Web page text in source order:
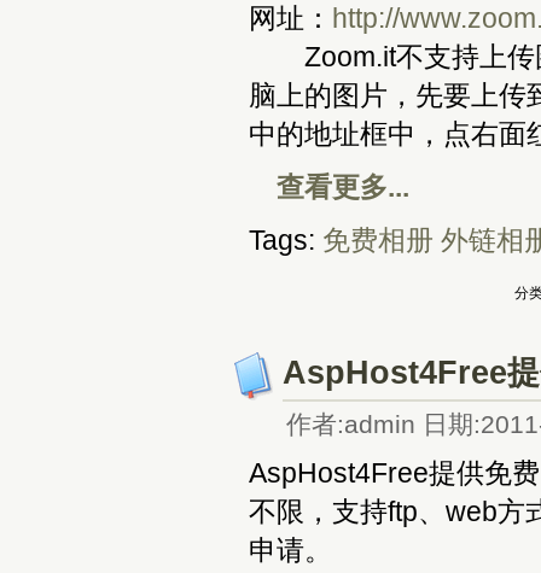
网址： http://
Zoom.it不支持上传
脑上的图片，先要上传
中的地址框中，点右面
查看更多...
Tags: 免费相册 外链相
分
AspHost4Free
作者:admin 日期
AspHost4Free提供免
不限，支持ftp、web方
申请。